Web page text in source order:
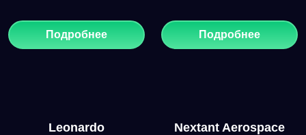
Подробнее Подробнее
Leonardo Nextant Aerospace